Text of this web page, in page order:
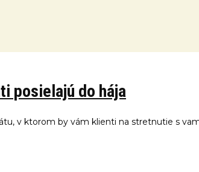
posielajú do hája
v ktorom by vám klienti na stretnutie s